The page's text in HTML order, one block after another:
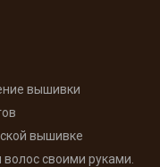
вышивки
вышивке
своими руками.